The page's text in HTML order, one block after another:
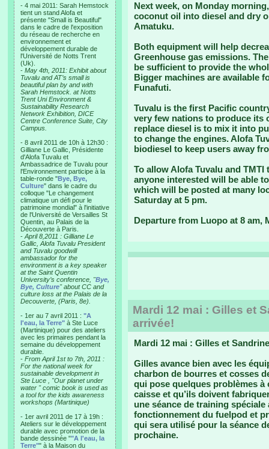
- 4 mai 2011: Sarah Hemstock
tient un stand Alofa et
présente "Small is Beautiful"
dans le cadre de l'exposition
du réseau de recherche en
environnement et
développement durable de
l'Université de Notts Trent
(Uk).
- May 4th, 2011: Exhibit about
Tuvalu and AT’s small is
beautiful plan by and with
Sarah Hemstock. at Notts
Trent Uni Environment &
Sustainability Research
Network Exhibition, DICE
Centre Conference Suite, City
Campus.
- 8 avril 2011 de 10h à 12h30 :
Gilliane Le Gallic, Présidente
d'Alofa Tuvalu et
Ambassadrice de Tuvalu pour
l'Environnement participe à la
table-ronde "Bye, Bye,
Culture" dans le cadre du
colloque "Le changement
climatique un défi pour le
patrimoine mondial" à l'initiative
de l'Université de Versailles St
Quentin, au Palais de la
Découverte à Paris.
- April 8,2011 : Gilliane Le
Gallic, Alofa Tuvalu President
and Tuvalu goodwill
ambassador for the
environment is a key speaker
at the Saint Quentin
University’s conference, "Bye,
Bye, Culture" about CC and
culture loss at the Palais de la
Decouverte, (Paris, 8e).
- 1er au 7 avril 2011 : "A
l'eau, la Terre" à Ste Luce
(Martinique) pour des ateliers
avec les primaires pendant la
semaine du développement
durable.
- From April 1st to 7th, 2011 :
For the national week for
sustainable development in
Ste Luce , "Our planet under
water " comic book is used as
a tool for the kids awareness
workshops (Martinique)
- 1er avril 2011 de 17 à 19h :
Ateliers sur le développement
durable avec promotion de la
bande dessinée ""A l'eau, la
Terre"" à la Maison du
Next week, on Monday
coconut oil into diesel and dry
Amatuku.
Both equipment will help
Greenhouse gas emissions.
be sufficient to provide the
Bigger machines are available
Funafuti.
Tuvalu is the first Pacific
very few nations to produce its
replace diesel is to mix it into
to change the engines. Alofa
biodiesel to keep users away
To allow Alofa Tuvalu and
anyone interested will be able
which will be posted at many
Saturday at 5 pm.
Departure from Luopo at 8 am,
Mardi 12 mai : Gilles et
arrivée!
Mardi 12 mai : Gilles et
Gilles avance bien avec les
charbon de bourres et cosses
qui pose quelques problèmes
caisse et qu’ils doivent
une séance de training
fonctionnement du fuelpod et
qui sera utilisé pour la séance
prochaine.